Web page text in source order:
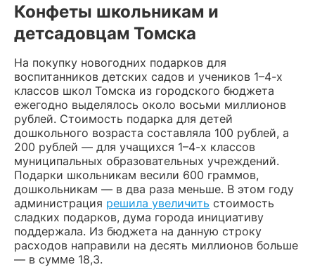
Конфеты школьникам и
детсадовцам Томска
На покупку новогодних подарков для
воспитанников детских садов и учеников 1–4-х
классов школ Томска из городского бюджета
ежегодно выделялось около восьми миллионов
рублей. Стоимость подарка для детей
дошкольного возраста составляла 100 рублей, а
200 рублей — для учащихся 1–4-х классов
муниципальных образовательных учреждений.
Подарки школьникам весили 600 граммов,
дошкольникам — в два раза меньше. В этом году
администрация решила увеличить стоимость
сладких подарков, дума города инициативу
поддержала. Из бюджета на данную строку
расходов направили на десять миллионов больше
— в сумме 18,3.